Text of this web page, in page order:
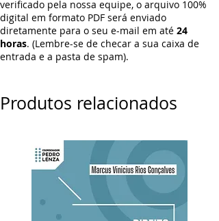
verificado pela nossa equipe, o arquivo 100%
digital em formato PDF será enviado
diretamente para o seu e-mail em até 24
horas. (Lembre-se de checar a sua caixa de
entrada e a pasta de spam).
Produtos relacionados